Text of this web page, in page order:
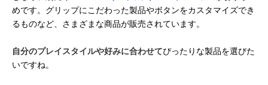
めです。グリップにこだわった製品やボタンをカスタマイズでき
るものなど、さまざまな商品が販売されています。
自分のプレイスタイルや好みに合わせてぴったりな製品を選びた
いですね。